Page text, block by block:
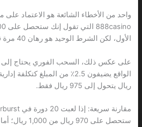
الأول، لكن الشرط الوحيد هو رهان 40 مرة قبل السحب.
ريال يتحول إلى 975 ريال فقط.